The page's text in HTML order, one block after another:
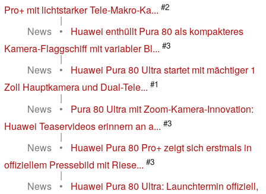
Pro+ mit lichtstarker Tele-Makro-Ka... #2
|
News
•
Huawei enthüllt Pura 80 als kompakteres
Kamera-Flaggschiff mit variabler Bl... #3
|
News
•
Huawei Pura 80 Ultra startet mit mächtiger 1
Zoll Hauptkamera und Dual-Tele... #1
|
News
•
Pura 80 Ultra mit Zoom-Kamera-Innovation:
Huawei Teaservideos erinnern an a... #3
|
News
•
Huawei Pura 80 Pro+ zeigt sich erstmals in
offiziellem Pressebild mit Riese... #3
|
News
•
Huawei Pura 80 Ultra: Launchtermin offiziell,